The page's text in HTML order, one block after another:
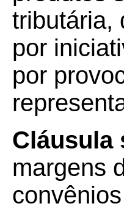
tributária,
por
por
Cláusula
margens